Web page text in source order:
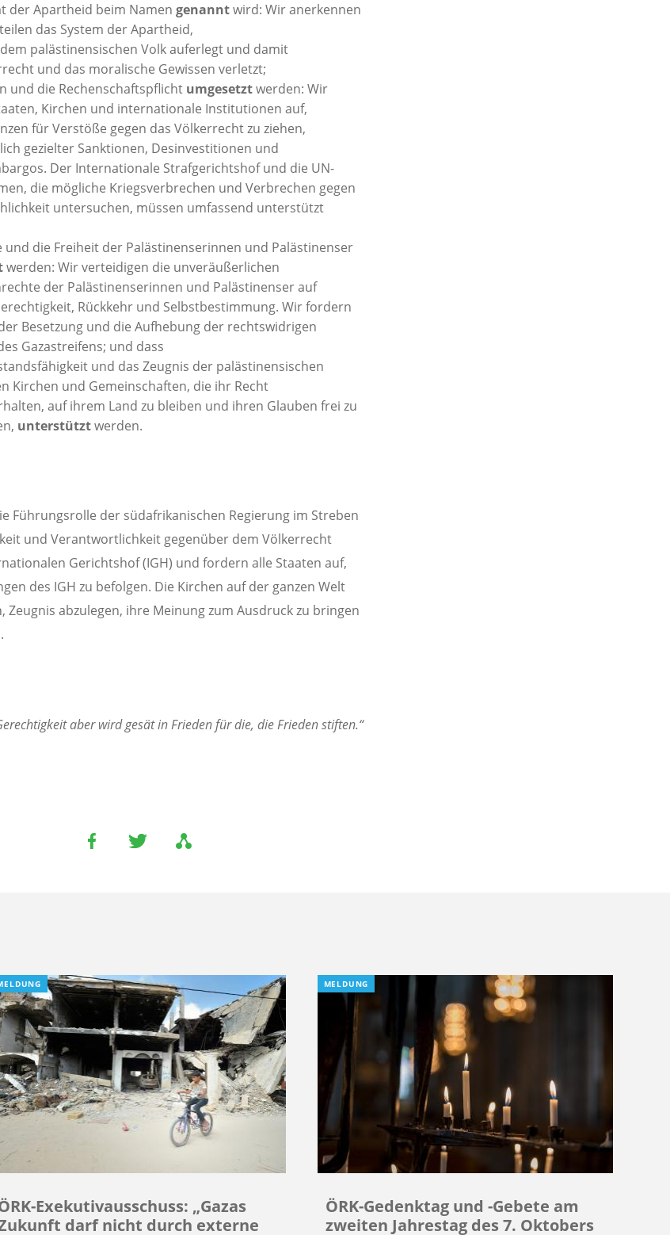
der Apartheid beim Namen genanntwird: Wir anerkennen
das System der Apartheid,
palästinensischen Volk auferlegt und damit
und das moralische Gewissen verletzt;
und die Rechenschaftspflicht umgesetztwerden: Wir
Kirchen und internationale Institutionen auf,
für Verstöße gegen das Völkerrecht zu ziehen,
gezielter Sanktionen, Desinvestitionen und
Der Internationale Strafgerichtshof und die UN-
die mögliche Kriegsverbrechen und Verbrechen gegen
untersuchen, müssen umfassend unterstützt
und die Freiheit der Palästinenserinnen und Palästinenser
werden: Wir verteidigen die unveräußerlichen
der Palästinenserinnen und Palästinenser auf
Rückkehr und Selbstbestimmung. Wir fordern
Besetzung und die Aufhebung der rechtswidrigen
Gazastreifens; und dass
und das Zeugnis der palästinensischen
Kirchen und Gemeinschaften, die ihr Recht
auf ihrem Land zu bleiben und ihren Glauben frei zu
unterstütztwerden.
Führungsrolle der südafrikanischen Regierung im Streben
und Verantwortlichkeit gegenüber dem Völkerrecht
Gerichtshof (IGH) und fordern alle Staaten auf,
des IGH zu befolgen. Die Kirchen auf der ganzen Welt
Zeugnis abzulegen, ihre Meinung zum Ausdruck zu bringen
aber wird gesät in Frieden für die, die Frieden stiften.“
Exekutivausschuss: „Gazas
darf nicht durch externe
MELDUNG
ÖRK-Gedenktag und -Gebete am
zweiten Jahrestag des 7. Oktobers